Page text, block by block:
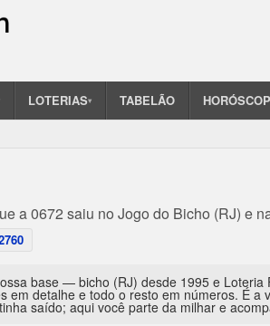
LOTERIAS▾ TABELÃO
a 0672 saiu no Jogo do Bicho (RJ) e
base — bicho (RJ) desde 1995 e
detalhe e todo o resto em números. É a
saído; aqui você parte da milhar e